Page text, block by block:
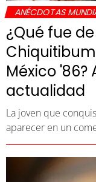
ANÉCDOTAS
¿Qué fue
México '86?
actualidad
La joven que
aparecer en un